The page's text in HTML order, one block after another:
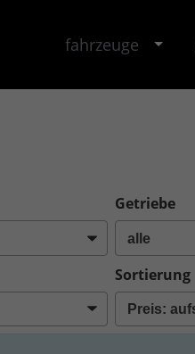
fahrzeuge
Getriebe
Sortierung